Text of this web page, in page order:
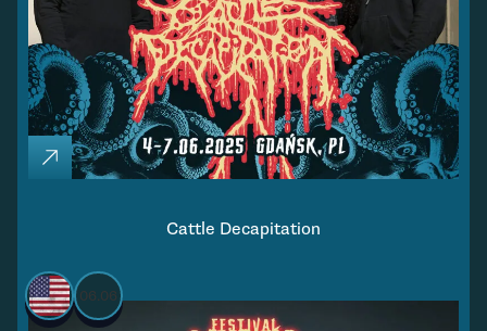
Cattle Decapitation
06.06